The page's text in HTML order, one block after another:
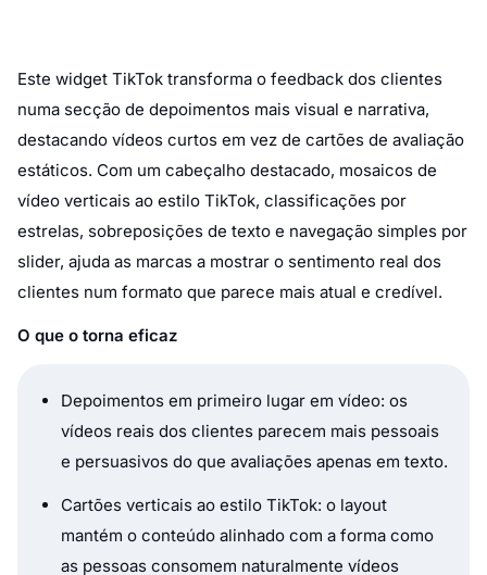
Este widget TikTok transforma o feedback dos clientes
numa secção de depoimentos mais visual e narrativa,
destacando vídeos curtos em vez de cartões de avaliação
estáticos. Com um cabeçalho destacado, mosaicos de
vídeo verticais ao estilo TikTok, classificações por
estrelas, sobreposições de texto e navegação simples por
slider, ajuda as marcas a mostrar o sentimento real dos
clientes num formato que parece mais atual e credível.
O que o torna eficaz
Depoimentos em primeiro lugar em vídeo: os
vídeos reais dos clientes parecem mais pessoais
e persuasivos do que avaliações apenas em texto.
Cartões verticais ao estilo TikTok: o layout
mantém o conteúdo alinhado com a forma como
as pessoas consomem naturalmente vídeos